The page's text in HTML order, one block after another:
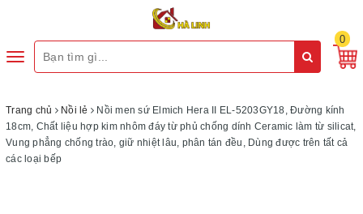
Toggle
0
Trang chủ Nồi lẻ
Nồi men sứ Elmich Hera II EL-5203GY18, Đường kính
18cm, Chất liệu hợp kim nhôm đáy từ phủ chống dính Ceramic làm từ silicat,
Vung phẳng chống trào, giữ nhiệt lâu, phân tán đều, Dùng được trên tất cả
các loại bếp